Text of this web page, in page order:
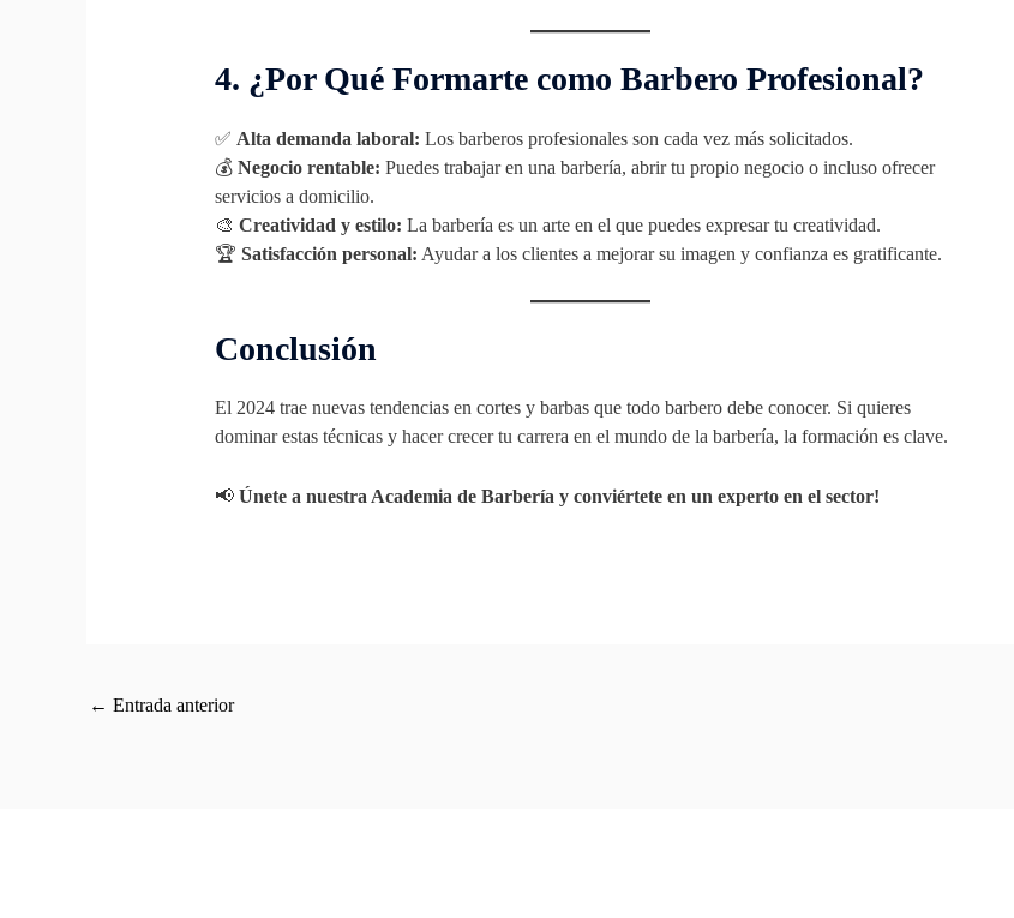
4. ¿Por Qué Formarte como Barbero Profesional?
✅ Alta demanda laboral: Los barberos profesionales son cada vez más solicitados.
💰 Negocio rentable: Puedes trabajar en una barbería, abrir tu propio negocio o incluso ofrecer
servicios a domicilio.
🎨 Creatividad y estilo: La barbería es un arte en el que puedes expresar tu creatividad.
🏆 Satisfacción personal: Ayudar a los clientes a mejorar su imagen y confianza es gratificante.
Conclusión
El 2024 trae nuevas tendencias en cortes y barbas que todo barbero debe conocer. Si quieres
dominar estas técnicas y hacer crecer tu carrera en el mundo de la barbería, la formación es clave.
📢 Únete a nuestra Academia de Barbería y conviértete en un experto en el sector!
← Entrada anterior